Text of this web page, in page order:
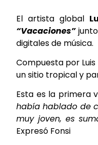
El artista global
“Vacaciones”
digitales de música.
Compuesta por Luis
un sitio tropical y
Esta es la primera
había hablado de
muy joven, es
Expresó Fonsi